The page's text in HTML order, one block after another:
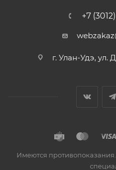
+7
г. Улан-Удэ, ул.
Имеются